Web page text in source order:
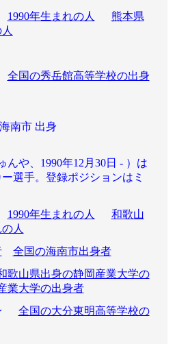
1990年生まれの人
熊本県
全国の秀岳館高等学校の出身
南市 出身
んや、1990年12月30日 - ）は
選手。登録ポジションはミ
1990年生まれの人
和歌山
人
全国の海南市出身者
歌山県出身の静岡産業大学の
業大学の出身者
全国の大分東明高等学校の